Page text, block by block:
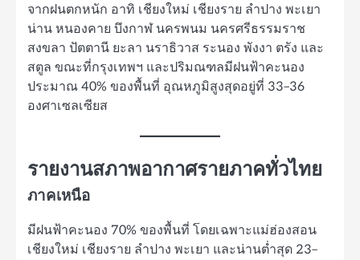
จากฝนตกหนัก อาทิ เชียงใหม่ เชียงราย ลำปาง พะเยา
น่าน หนองคาย บึงกาฬ นครพนม นครศรีธรรมราช
สงขลา ปัตตานี ยะลา นราธิวาส ระนอง พังงา ตรัง และ
สตูล ขณะที่กรุงเทพฯ และปริมณฑลมีฝนฟ้าคะนอง
ประมาณ 40% ของพื้นที่ อุณหภูมิสูงสุดอยู่ที่ 33–36
องศาเซลเซียส
รายงานสภาพอากาศรายภาคทั่วไทย
ภาคเหนือ
มีฝนฟ้าคะนอง 70% ของพื้นที่ โดยเฉพาะแม่ฮ่องสอน
เชียงใหม่ เชียงราย ลำปาง พะเยา และน่านต่ำสุด 23–